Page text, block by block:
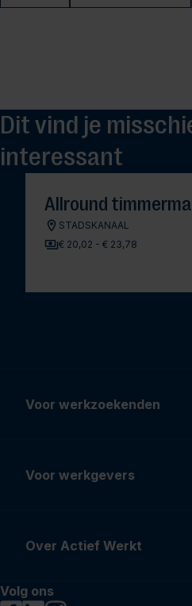
Dit vind je
interessant
Allround
STADSKANAAL
€ 20,02 - € 23,78
Voor werkzoekenden
Voor werkgevers
Over Actief Werkt
Volg ons